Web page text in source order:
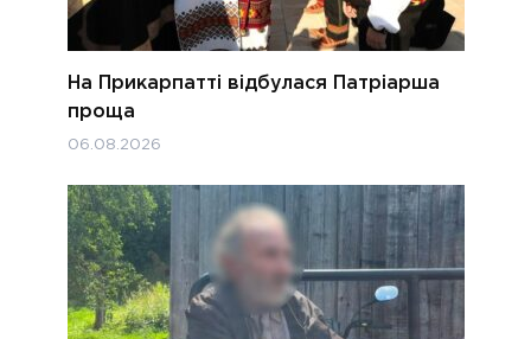
На Прикарпатті відбулася Патріарша
проща
06.08.2026